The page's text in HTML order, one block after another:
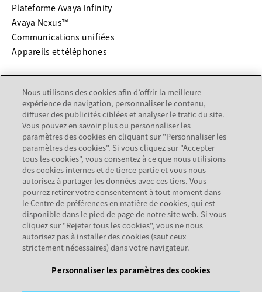
Plateforme Avaya Infinity
Avaya Nexus™
Communications unifiées
Appareils et téléphones
Supports’ouvre dans un nouvel onglet
Documentations’ouvre dans un nouvel onglet
Services
Recherche de partenaire
SOCIÉTÉ
À propos de nous
Carrières
Legal Center Plan du site Conditions d'utilisation
Nous utilisons des cookies afin d’offrir la meilleure
expérience de navigation, personnaliser le contenu,
diffuser des publicités ciblées et analyser le trafic du site.
Vous pouvez en savoir plus ou personnaliser les
paramètres des cookies en cliquant sur "Personnaliser les
paramètres des cookies". Si vous cliquez sur "Accepter
tous les cookies", vous consentez à ce que nous utilisions
des cookies internes et de tierce partie et vous nous
autorisez à partager les données avec ces tiers. Vous
pourrez retirer votre consentement à tout moment dans
le Centre de préférences en matière de cookies, qui est
disponible dans le pied de page de notre site web. Si vous
cliquez sur "Rejeter tous les cookies", vous ne nous
autorisez pas à installer des cookies (sauf ceux
strictement nécessaires) dans votre navigateur.
Personnaliser les paramètres des cookies